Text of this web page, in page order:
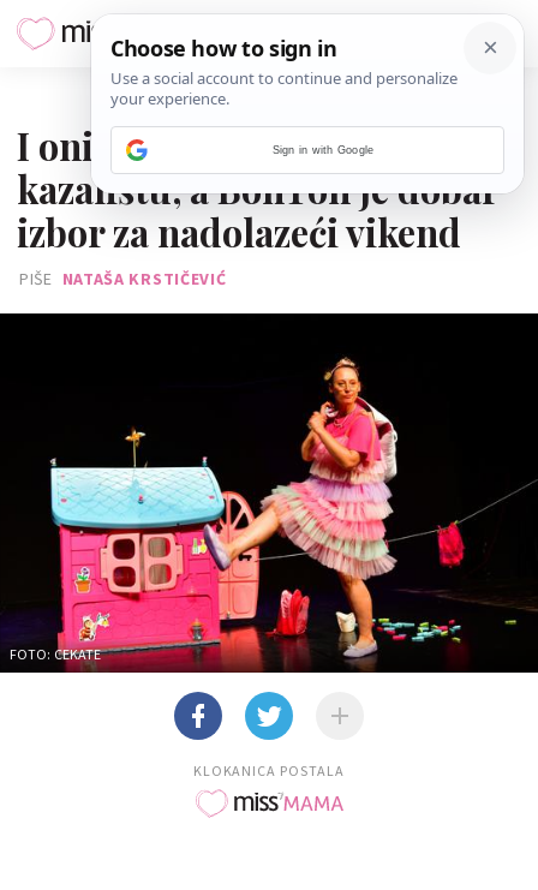
I oni najmanji mogu uživati u
kazalištu, a BonTon je dobar
izbor za nadolazeći vikend
PIŠE NATAŠA KRSTIČEVIĆ
FOTO: CEKATE
KLOKANICA POSTALA
Sign in with Google